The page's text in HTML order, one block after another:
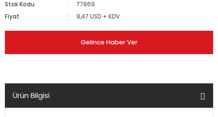
Stok Kodu
77869
Fiyat
8,47 USD + KDV
Gelince Haber Ver
Ürün Bilgisi